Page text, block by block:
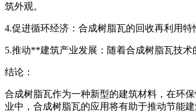
筑外观。
4.促进循环经济：合成树脂瓦的回收再利用
5.推动**建筑产业发展：随着合成树脂瓦技
结论：
合成树脂瓦作为一种新型的建筑材料，在环
业中，合成树脂瓦的应用将有助于推动节能